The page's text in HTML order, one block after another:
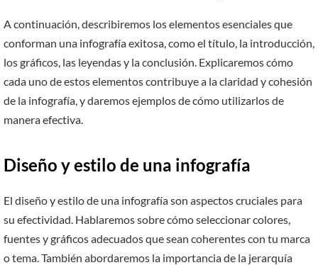
A continuación, describiremos los elementos esenciales que
conforman una infografía exitosa, como el título, la introducción,
los gráficos, las leyendas y la conclusión. Explicaremos cómo
cada uno de estos elementos contribuye a la claridad y cohesión
de la infografía, y daremos ejemplos de cómo utilizarlos de
manera efectiva.
Diseño y estilo de una infografía
El diseño y estilo de una infografía son aspectos cruciales para
su efectividad. Hablaremos sobre cómo seleccionar colores,
fuentes y gráficos adecuados que sean coherentes con tu marca
o tema. También abordaremos la importancia de la jerarquía